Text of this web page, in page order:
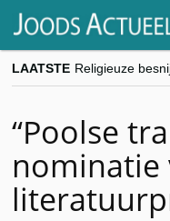
LAATSTE
“Poolse
nominatie